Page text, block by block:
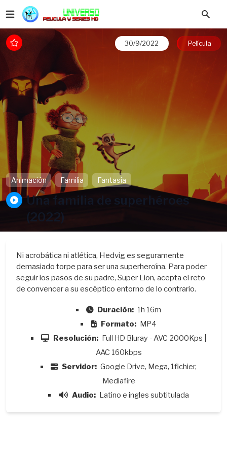
30/9/2022 Película
Animación Familia Fantasía
Una familia de superhéroes
(2022)
Ni acrobática ni atlética, Hedvig es seguramente
demasiado torpe para ser una superheroína. Para poder
seguir los pasos de su padre, Super Lion, acepta el reto
de convencer a su escéptico entorno de lo contrario.
Duración: 1h 16m
Formato: MP4
Resolución: Full HD Bluray - AVC 2000Kps |
AAC 160kbps
Servidor: Google Drive, Mega, 1fichier,
Mediafire
Audio: Latino e ingles subtitulada